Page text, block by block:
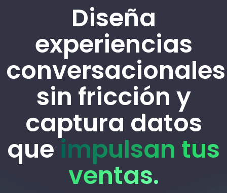
Diseña
experiencias
conversacionales
sin fricción y
captura datos
queimpulsan tus
ventas.